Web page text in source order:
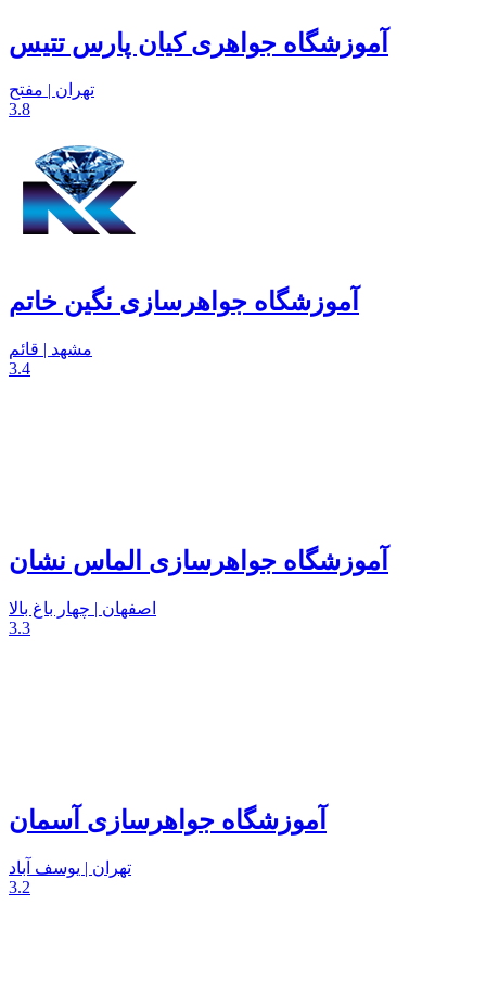
آموزشگاه جواهری کیان پارس تتیس
تهران | مفتح
3.8
آموزشگاه جواهرسازی نگین خاتم
مشهد | قائم
3.4
آموزشگاه جواهرسازی الماس نشان
اصفهان | چهار باغ بالا
3.3
آموزشگاه جواهرسازی آسمان
تهران | یوسف آباد
3.2